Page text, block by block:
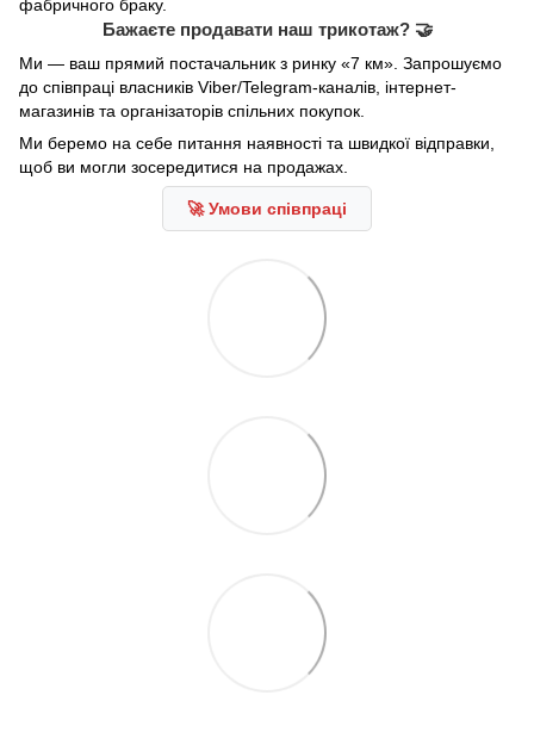
фабричного браку.
Бажаєте продавати наш трикотаж? 🤝
Ми — ваш прямий постачальник з ринку «7 км». Запрошуємо
до співпраці власників Viber/Telegram-каналів, інтернет-
магазинів та організаторів спільних покупок.
Ми беремо на себе питання наявності та швидкої відправки,
щоб ви могли зосередитися на продажах.
🚀 Умови співпраці